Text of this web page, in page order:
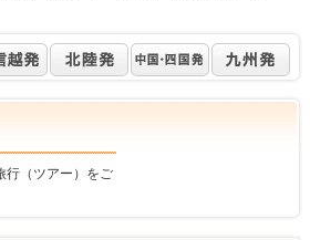
行（ツアー）をご